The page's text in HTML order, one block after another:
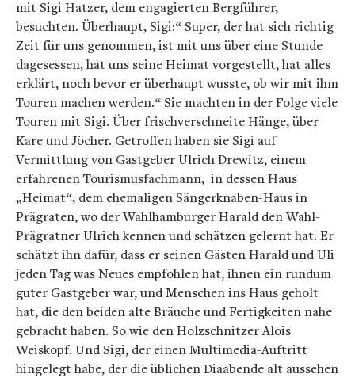
mit Sigi Hatzer, dem engagierten Bergführer,
besuchten. Überhaupt, Sigi:“ Super, der hat sich richtig
Zeit für uns genommen, ist mit uns über eine Stunde
dagesessen, hat uns seine Heimat vorgestellt, hat alles
erklärt, noch bevor er überhaupt wusste, ob wir mit ihm
Touren machen werden.“ Sie machten in der Folge viele
Touren mit Sigi. Über frischverschneite Hänge, über
Kare und Jöcher. Getroffen haben sie Sigi auf
Vermittlung von Gastgeber Ulrich Drewitz, einem
erfahrenen Tourismusfachmann, in dessen Haus
„Heimat“, dem ehemaligen Sängerknaben-Haus in
Prägraten, wo der Wahlhamburger Harald den Wahl-
Prägratner Ulrich kennen und schätzen gelernt hat. Er
schätzt ihn dafür, dass er seinen Gästen Harald und Uli
jeden Tag was Neues empfohlen hat, ihnen ein rundum
guter Gastgeber war, und Menschen ins Haus geholt
hat, die den beiden alte Bräuche und Fertigkeiten nahe
gebracht haben. So wie den Holzschnitzer Alois
Weiskopf. Und Sigi, der einen Multimedia-Auftritt
hingelegt habe, der die üblichen Diaabende alt aussehen